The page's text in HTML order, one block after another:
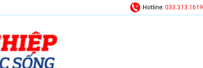
Hotline: 033.313.1619